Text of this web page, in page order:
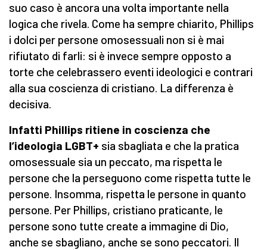
suo caso è ancora una volta importante nella
logica che rivela. Come ha sempre chiarito, Phillips
i dolci per persone omosessuali non si è mai
rifiutato di farli: si è invece sempre opposto a
torte che celebrassero eventi ideologici e contrari
alla sua coscienza di cristiano. La differenza è
decisiva.
Infatti Phillips ritiene in coscienza che
l’ideologia LGBT+ sia sbagliata e che la pratica
omosessuale sia un peccato, ma rispetta le
persone che la perseguono come rispetta tutte le
persone. Insomma, rispetta le persone in quanto
persone. Per Phillips, cristiano praticante, le
persone sono tutte create a immagine di Dio,
anche se sbagliano, anche se sono peccatori. Il